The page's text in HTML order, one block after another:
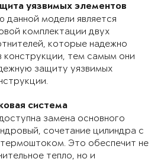
уязвимых элементов
данной модели является
комплектации двух
которые надежно
конструкции, тем самым они
защиту уязвимых
система
замена основного
сочетание цилиндра с
Это обеспечит не
тепло, но и